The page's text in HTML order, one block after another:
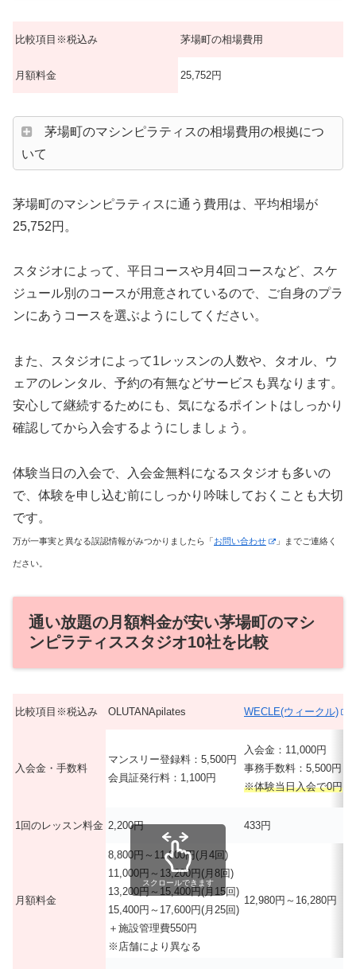
比較項目※税込み 茅場町の相場費用
月額料金 25,752円
茅場町のマシンピラティスの相場費用の根拠につ
いて
茅場町のマシンピラティスに通う費用は、平均相場が
25,752円。
スタジオによって、平日コースや月4回コースなど、スケ
ジュール別のコースが用意されているので、ご自身のプラ
ンにあうコースを選ぶようにしてください。
また、スタジオによって1レッスンの人数や、タオル、ウ
ェアのレンタル、予約の有無などサービスも異なります。
安心して継続するためにも、気になるポイントはしっかり
確認してから入会するようにしましょう。
体験当日の入会で、入会金無料になるスタジオも多いの
で、体験を申し込む前にしっかり吟味しておくことも大切
です。
万が一事実と異なる誤認情報がみつかりましたら「お問い合わせ 」までご連絡く
ださい。
通い放題の月額料金が安い茅場町のマシ
ンピラティススタジオ10社を比較
比較項目※税込み OLUTANApilates WECLE(ウィークル)
入会金・手数料
マンスリー登録料：5,500円
会員証発行料：1,100円
入会金：11,000円
事務手数料：5,500円
※体験当日入会で0円
1回のレッスン料金 2,200円 433円
月額料金
8,800円～11,000円(月4回)
11,000円～13,200円(月8回)
13,200円～15,400円(月15回)
15,400円～17,600円(月25回)
＋施設管理費550円
※店舗により異なる
12,980円～16,280円
スクロールできます